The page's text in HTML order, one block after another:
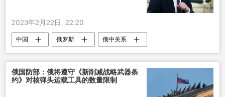
2023年2月22日, 22:20
中国 俄罗斯
俄中关系
乌克兰政治危机
俄国防部：俄将遵守《新削减战略武器条
约》对核弹头运载工具的数量限制